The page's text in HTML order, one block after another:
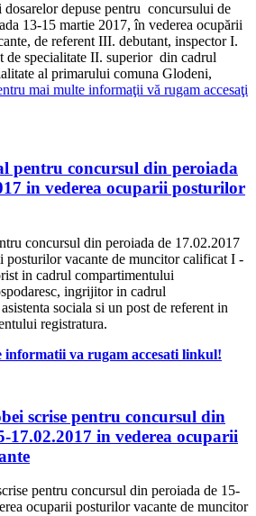
dosarelor depuse pentru concursului de
13-15 martie 2017, în vederea ocupării
de referent III. debutant, inspector I.
de specialitate II. superior din cadrul
al primarului comuna Glodeni,
mai multe informaţii vă rugam accesaţi
pentru concursul din peroiada
in vederea ocuparii posturilor
concursul din peroiada de 17.02.2017
posturilor vacante de muncitor calificat I -
in cadrul compartimentului
ingrijitor in cadrul
sociala si un post de referent in
registratura.
informatii va rugam accesati linkul!
scrise pentru concursul din
17.02.2017 in vederea ocuparii
pentru concursul din peroiada de 15-
ocuparii posturilor vacante de muncitor